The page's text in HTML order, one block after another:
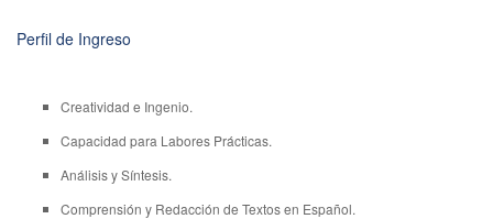
Perfil de Ingreso
Creatividad e Ingenio.
Capacidad para Labores Prácticas.
Análisis y Síntesis.
Comprensión y Redacción de Textos en Español.